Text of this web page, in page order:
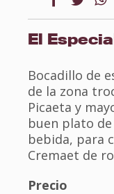
facebook
El
Bocadillo de
de la zona
Picaeta y
buen plato
bebida, para
Cremaet de
Precio